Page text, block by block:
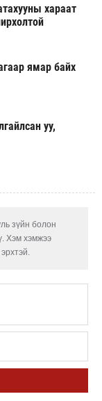
хараат
ямар байх
уу,
зүйн болон
Хэм хэмжээ